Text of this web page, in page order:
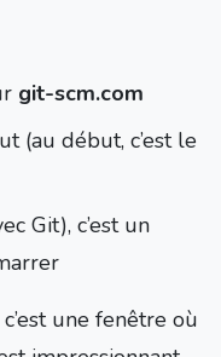
git-scm.com
(au début, c’est le
Git), c’est un
une fenêtre où